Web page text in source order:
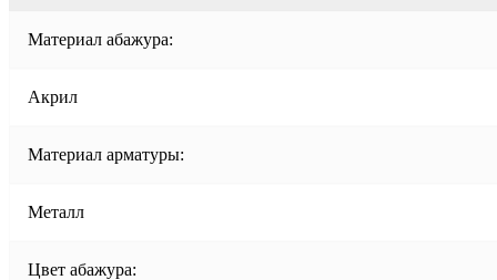
Материал абажура:
Акрил
Материал арматуры:
Металл
Цвет абажура: